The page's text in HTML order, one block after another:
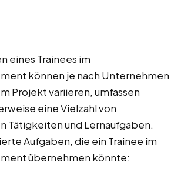
eines Trainees im
können je nach Unternehmen
Projekt variieren, umfassen
eine Vielzahl von
Tätigkeiten und Lernaufgaben.
Aufgaben, die ein Trainee im
übernehmen könnte: